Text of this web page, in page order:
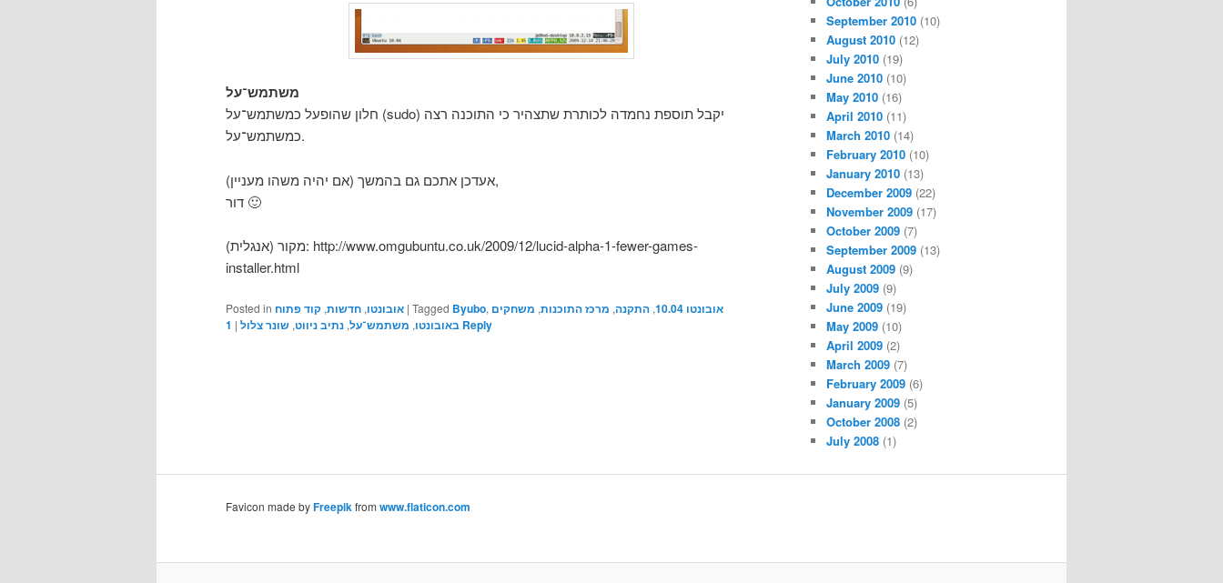
משתמש־על
חלון שהופעל כמשתמש־על (sudo) יקבל תוספת נחמדה לכותרת שתצהיר כי התוכנה רצה
כמשתמש־על.
אעדכן אתכם גם בהמשך (אם יהיה משהו מעניין),
דור 🙂
מקור (אנגלית): http://www.omgubuntu.co.uk/2009/12/lucid-alpha-1-fewer-games-
installer.html
Posted in אובונטו, חדשות, קוד פתוח | Tagged Byubo, אובונטו 10.04 , התקנה, מרכז התוכנות, משחקים
באובונטו, משתמש־על, נתיב ניווט, שונר צלול |
1 Reply
September 2010 (10)
August 2010 (12)
July 2010 (19)
June 2010 (10)
May 2010 (16)
April 2010 (11)
March 2010 (14)
February 2010 (10)
January 2010 (13)
December 2009 (22)
November 2009 (17)
October 2009 (7)
September 2009 (13)
August 2009 (9)
July 2009 (9)
June 2009 (19)
May 2009 (10)
April 2009 (2)
March 2009 (7)
February 2009 (6)
January 2009 (5)
October 2008 (2)
July 2008 (1)
Favicon made byFreepikfrom www.flaticon.com